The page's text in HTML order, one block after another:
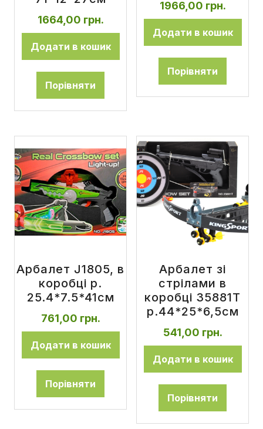
1664,00 грн.
Додати в кошик
Порівняти
1966,00 грн.
Додати в кошик
Порівняти
Арбалет J1805, в
коробці р.
25.4*7.5*41см
761,00 грн.
Додати в кошик
Порівняти
Арбалет зі
стрілами в
коробці 35881T
р.44*25*6,5см
541,00 грн.
Додати в кошик
Порівняти